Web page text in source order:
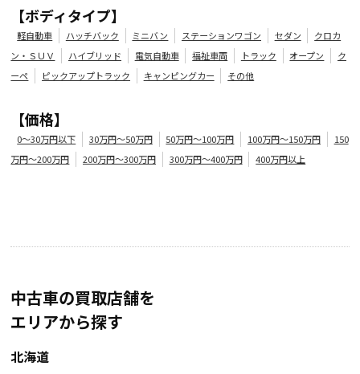
【ボディタイプ】
軽自動車 ハッチバック ミニバン ステーションワゴン セダン
クロカ
ン・ＳＵＶ
ハイブリッド 電気自動車 福祉車両 トラック オープン
ク
ーペ
ピックアップトラック キャンピングカー その他
【価格】
0～30万円以下 30万円～50万円 50万円～100万円 100万円～150万円
150
万円～200万円
200万円～300万円 300万円～400万円 400万円以上
中古車の買取店舗を
エリアから探す
北海道